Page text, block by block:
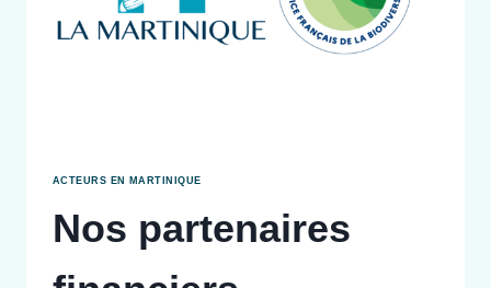
ACTEURS EN MARTINIQUE
Nos partenaires